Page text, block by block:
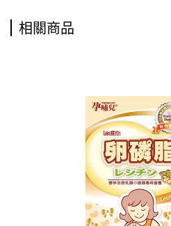
相關商品